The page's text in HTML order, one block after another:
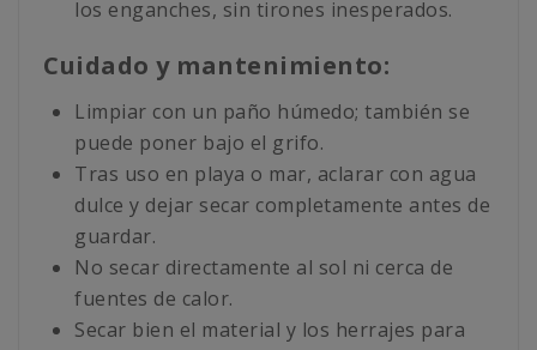
los enganches, sin tirones inesperados.
Cuidado y mantenimiento:
Limpiar con un paño húmedo; también se
puede poner bajo el grifo.
Tras uso en playa o mar, aclarar con agua
dulce y dejar secar completamente antes de
guardar.
No secar directamente al sol ni cerca de
fuentes de calor.
Secar bien el material y los herrajes para